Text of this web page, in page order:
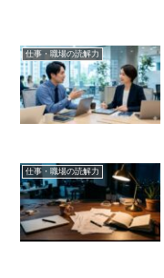
仕事・職場の読解力
仕事・職場の読解力